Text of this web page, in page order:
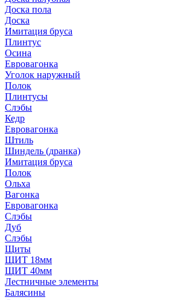
Доска пола
Доска
Имитация бруса
Плинтус
Осина
Евровагонка
Уголок наружный
Полок
Плинтусы
Слэбы
Кедр
Евровагонка
Штиль
Шиндель (дранка)
Имитация бруса
Полок
Ольха
Вагонка
Евровагонка
Слэбы
Дуб
Слэбы
Щиты
ЩИТ 18мм
ЩИТ 40мм
Лестничные элементы
Балясины